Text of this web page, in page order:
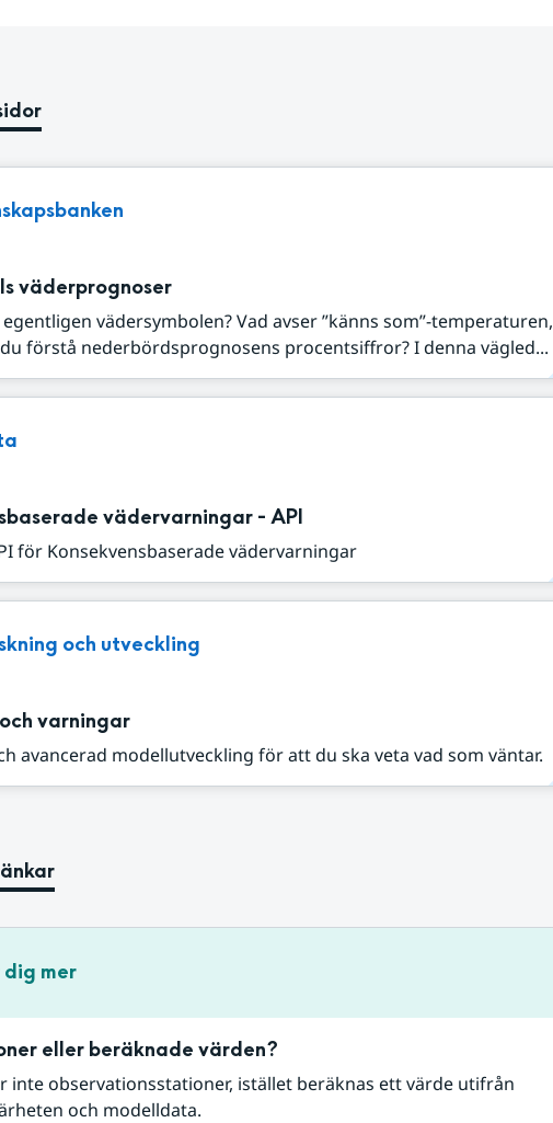
väderprognoser
vädersymbolen? Vad avser ”känns som”-temperaturen,
förstå nederbördsprognosens procentsiffror? I denna vägled...
vädervarningar - API
för Konsekvensbaserade vädervarningar
och utveckling
varningar
avancerad modellutveckling för att du ska veta vad som väntar.
dig mer
eller beräknade värden?
inte observationsstationer, istället beräknas ett värde utifrån
och modelldata.